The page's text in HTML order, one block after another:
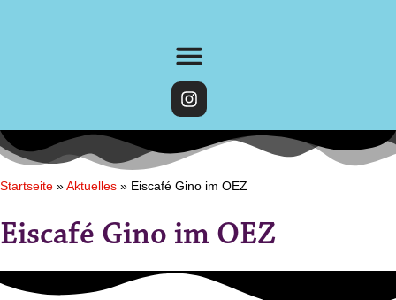
Startseite » Aktuelles » Eiscafé Gino im OEZ
Eiscafé Gino im OEZ